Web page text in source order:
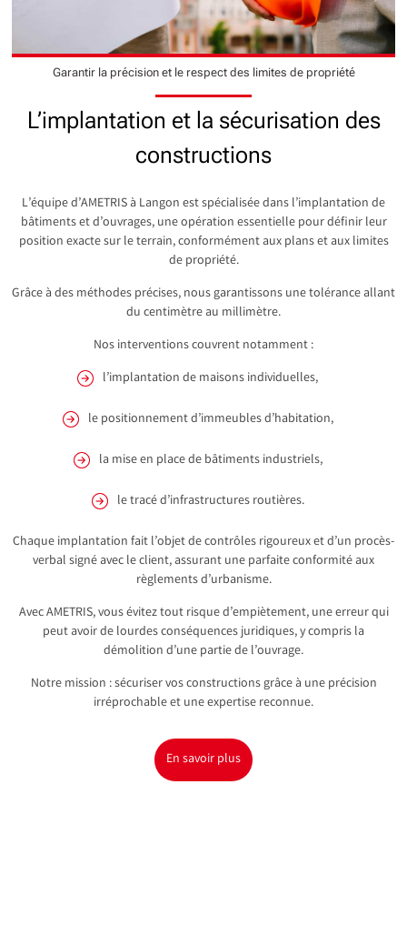
Garantir la précision et le respect des limites de propriété
L’implantation et la sécurisation des
constructions
L’équipe d’AMETRIS à Langon est spécialisée dans l’implantation de
bâtiments et d’ouvrages, une opération essentielle pour définir leur
position exacte sur le terrain, conformément aux plans et aux limites
de propriété.
Grâce à des méthodes précises, nous garantissons une tolérance allant
du centimètre au millimètre.
Nos interventions couvrent notamment :
l’implantation de maisons individuelles,
le positionnement d’immeubles d’habitation,
la mise en place de bâtiments industriels,
le tracé d’infrastructures routières.
Chaque implantation fait l’objet de contrôles rigoureux et d’un procès-
verbal signé avec le client, assurant une parfaite conformité aux
règlements d’urbanisme.
Avec AMETRIS, vous évitez tout risque d’empiètement, une erreur qui
peut avoir de lourdes conséquences juridiques, y compris la
démolition d’une partie de l’ouvrage.
Notre mission : sécuriser vos constructions grâce à une précision
irréprochable et une expertise reconnue.
En savoir plus